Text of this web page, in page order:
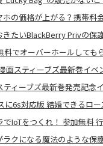
ホの価格が上がる？携帯
きたいBlackBerry Privの保
料でオーバーホールしても
画スティーブズ最新巻イ
ィーブズ最新巻発売記念
に6s対応版 結婚できるロー
でIoTをつくれ！ 参加無料
クになる魔法のような保護